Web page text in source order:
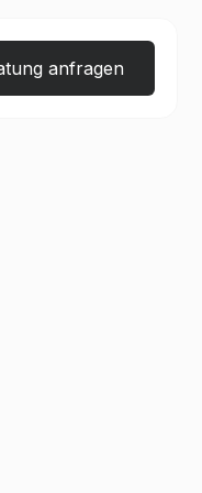
anfragen